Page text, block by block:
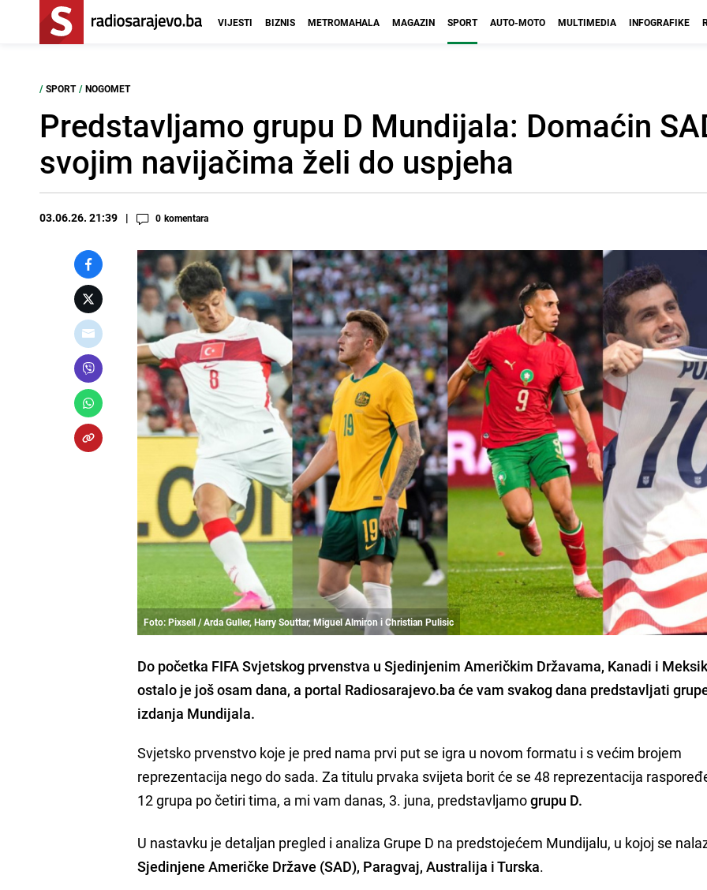
VIJESTI BIZNIS METROMAHALA MAGAZIN SPORT AUTO-MOTO MULTIMEDIA INFOGRAFIKE
/ SPORT / NOGOMET
Predstavljamo grupu D Mundijala: Domaćin
svojim navijačima želi do uspjeha
03.06.26. 21:39 0 komentara
Foto: Pixsell / Arda Guller, Harry Souttar, Miguel Almiron i Christian Pulisic
Do početka FIFA Svjetskog prvenstva u Sjedinjenim Američkim Državama, Kanadi i
ostalo je još osam dana, a portal Radiosarajevo.ba će vam svakog dana predstavljati
izdanja Mundijala.
Svjetsko prvenstvo koje je pred nama prvi put se igra u novom formatu i s većim brojem
reprezentacija nego do sada. Za titulu prvaka svijeta borit će se 48 reprezentacija
12 grupa po četiri tima, a mi vam danas, 3. juna, predstavljamogrupu D.
U nastavku je detaljan pregled i analiza Grupe D na predstojećem Mundijalu, u kojoj se
Sjedinjene Američke Države (SAD), Paragvaj, Australija i Turska.